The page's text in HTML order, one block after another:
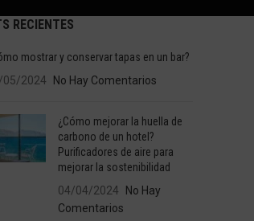
RECIENTES
mostrar y conservar tapas en un bar?
05/2024
No Hay Comentarios
¿Cómo mejorar la huella de
carbono de un hotel?
Purificadores de aire para
mejorar la sostenibilidad
04/04/2024
No Hay
Comentarios